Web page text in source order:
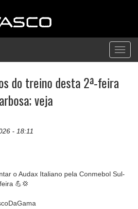
do treino desta 2ª-feira
veja
- 18:11
o Audax Italiano pela Conmebol Sul-
💪💢